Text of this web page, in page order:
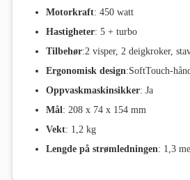
Motorkraft: 450 watt
Hastigheter: 5 + turbo
Tilbehør:2 visper, 2 deigkroker,
Ergonomisk design:SoftTouch-
Oppvaskmaskinsikker: Ja
Mål: 208 x 74 x 154 mm
Vekt: 1,2 kg
Lengde på strømledningen: 1,3